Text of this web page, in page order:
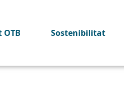
Sostenibilitat